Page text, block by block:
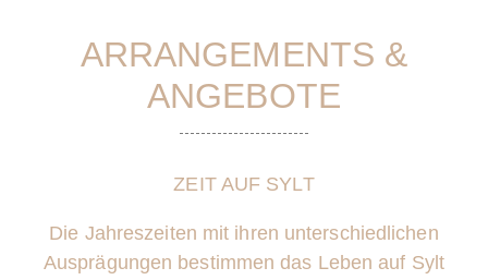
ARRANGEMENTS &
ANGEBOTE
ZEIT AUF SYLT
Die Jahreszeiten mit ihren unterschiedlichen
Ausprägungen bestimmen das Leben auf Sylt